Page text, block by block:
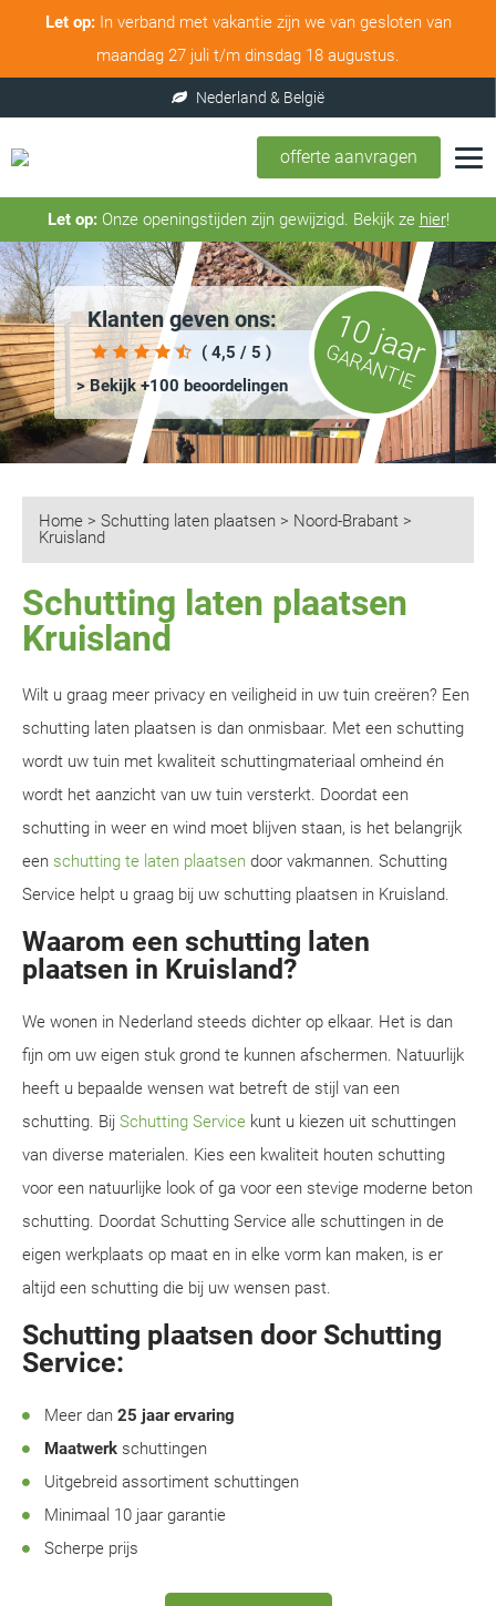
Let op:In verband met vakantie zijn we van gesloten van
maandag 27 juli t/m dinsdag 18 augustus.
offerte aanvragen
Let op:Onze openingstijden zijn gewijzigd. Bekijk ze hier!
Klanten geven ons:
( 4,5 / 5 )
> Bekijk +100 beoordelingen
10 jaar
GARANTIE
Home > Schutting laten plaatsen > Noord-Brabant >
Kruisland
Schutting laten plaatsen
Kruisland
Wilt u graag meer privacy en veiligheid in uw tuin creëren? Een
schutting laten plaatsen is dan onmisbaar. Met een schutting
wordt uw tuin met kwaliteit schuttingmateriaal omheind én
wordt het aanzicht van uw tuin versterkt. Doordat een
schutting in weer en wind moet blijven staan, is het belangrijk
een schutting te laten plaatsen door vakmannen. Schutting
Service helpt u graag bij uw schutting plaatsen in Kruisland.
Waarom een schutting laten
plaatsen in Kruisland?
We wonen in Nederland steeds dichter op elkaar. Het is dan
fijn om uw eigen stuk grond te kunnen afschermen. Natuurlijk
heeft u bepaalde wensen wat betreft de stijl van een
schutting. Bij Schutting Service kunt u kiezen uit schuttingen
van diverse materialen. Kies een kwaliteit houten schutting
voor een natuurlijke look of ga voor een stevige moderne beton
schutting. Doordat Schutting Service alle schuttingen in de
eigen werkplaats op maat en in elke vorm kan maken, is er
altijd een schutting die bij uw wensen past.
Schutting plaatsen door Schutting
Service:
Meer dan 25 jaar ervaring
Maatwerk schuttingen
Uitgebreid assortiment schuttingen
Minimaal 10 jaar garantie
Scherpe prijs